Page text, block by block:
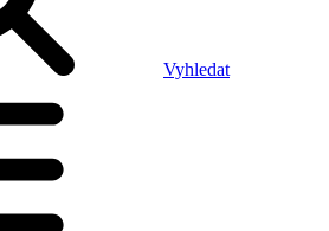
Vyhledat